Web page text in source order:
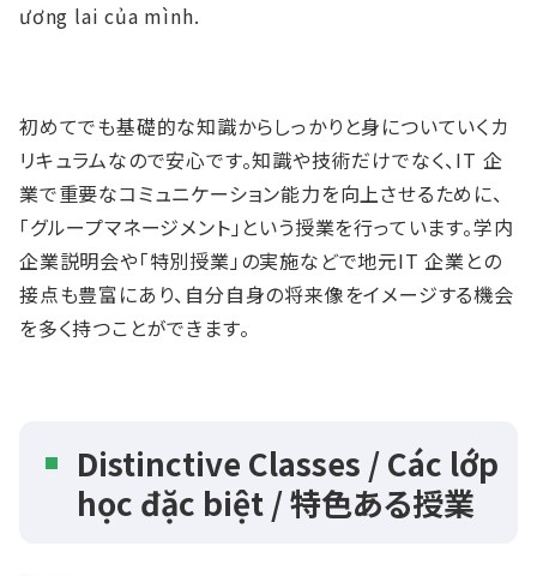
ương lai của mình.
初めてでも基礎的な知識からしっかりと⾝についていくカ
リキュラムなので安⼼です。知識や技術だけでなく、IT 企
業で重要なコミュニケーション能⼒を向上させるために、
「グループマネージメント」という授業を⾏っています。学内
企業説明会や「特別授業」の実施などで地元IT 企業との
接点も豊富にあり、⾃分⾃⾝の将来像をイメージする機会
を多く持つことができます。
Distinctive Classes / Các lớp
học đặc biệt / 特⾊ある授業